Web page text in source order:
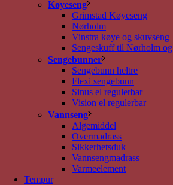
Køyeseng
Grimstad Køyeseng
Nørholm
Vinstra køye og skuvseng
Sengeskuff til Nørholm
Sengebunner
Sengebunn heltre
Flexi sengebunn
Sinus el regulerbar
Vision el regulerbar
Vannseng
Algemiddel
Overmadrass
Sikkerhetsduk
Vannsengmadrass
Varmeelement
Tempur